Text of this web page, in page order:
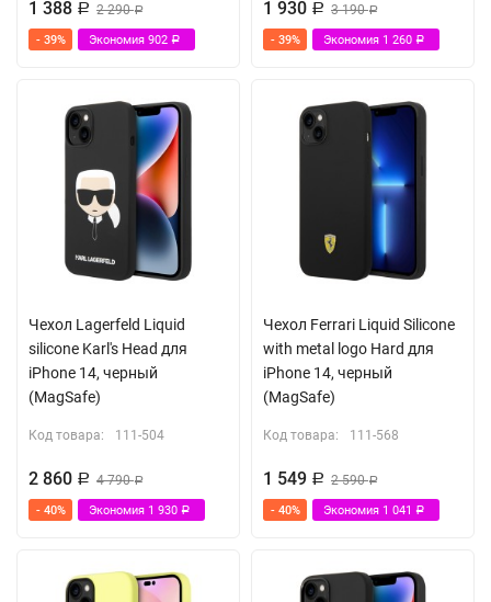
1 388 Р 2 290Р
- 39% Экономия 902 Р
1 930 Р 3 190Р
- 39% Экономия 1 260 Р
Чехол Lagerfeld Liquid
silicone Karl's Head для
iPhone 14, черный
(MagSafe)
Код товара: 111-504
2 860 Р 4 790Р
- 40% Экономия 1 930 Р
Чехол Ferrari Liquid Silicone
with metal logo Hard для
iPhone 14, черный
(MagSafe)
Код товара: 111-568
1 549 Р 2 590Р
- 40% Экономия 1 041 Р